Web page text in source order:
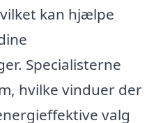
kan hjælpe
Specialisterne
hvilke vinduer der
valg